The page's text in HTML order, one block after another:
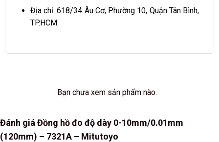
Địa chỉ: 618/34 Âu Cơ, Phường 10, Quận Tân Bình,
TP.HCM.
Bạn chưa xem sản phẩm nào.
Đánh giá Đồng hồ đo độ dày 0-10mm/0.01mm
(120mm) – 7321A – Mitutoyo